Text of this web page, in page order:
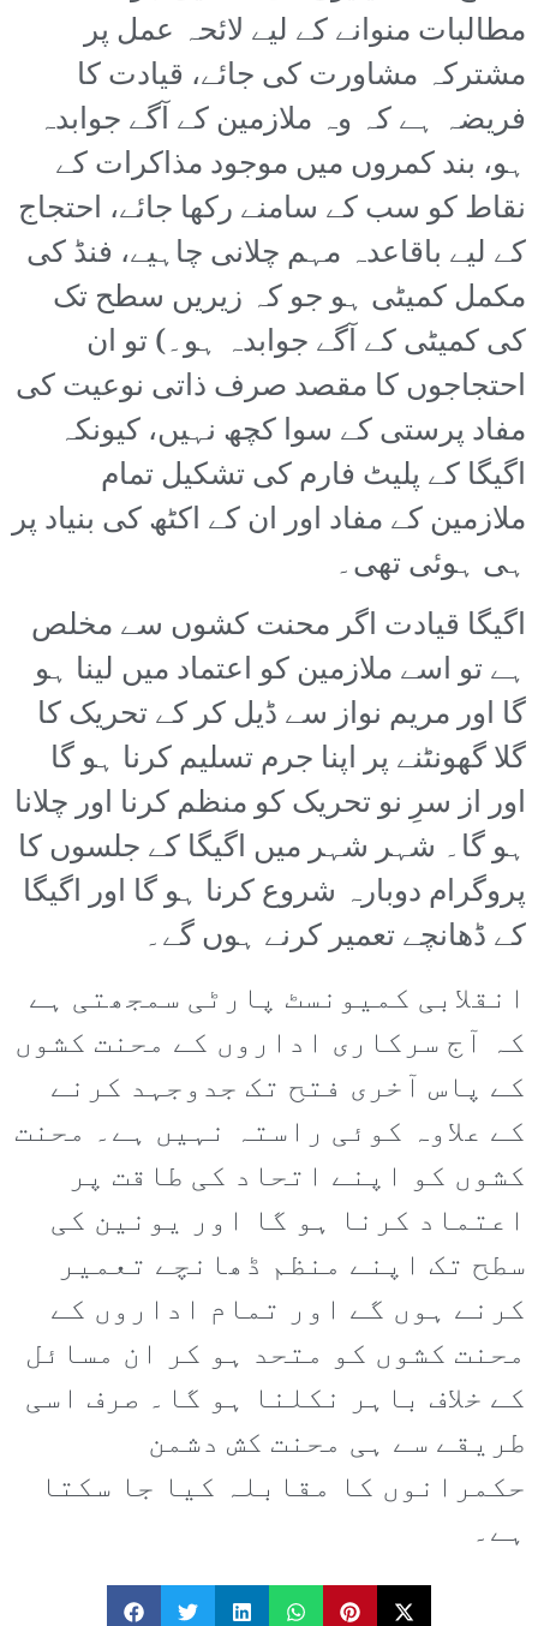
مطالبات منوانے کے لیے لائحہ عمل پر
مشترکہ مشاورت کی جائے، قیادت کا
فریضہ ہے کہ وہ ملازمین کے آگے جوابدہ
ہو، بند کمروں میں موجود مذاکرات کے
نقاط کو سب کے سامنے رکھا جائے، احتجاج
کے لیے باقاعدہ مہم چلانی چاہیے، فنڈ کی
مکمل کمیٹی ہو جو کہ زیریں سطح تک
کی کمیٹی کے آگے جوابدہ ہو۔) تو ان
احتجاجوں کا مقصد صرف ذاتی نوعیت کی
مفاد پرستی کے سوا کچھ نہیں، کیونکہ
اگیگا کے پلیٹ فارم کی تشکیل تمام
ملازمین کے مفاد اور ان کے اکٹھ کی بنیاد پر
ہی ہوئی تھی۔
اگیگا قیادت اگر محنت کشوں سے مخلص
ہے تو اسے ملازمین کو اعتماد میں لینا ہو
گا اور مریم نواز سے ڈیل کر کے تحریک کا
گلا گھونٹنے پر اپنا جرم تسلیم کرنا ہو گا
اور از سرِ نو تحریک کو منظم کرنا اور چلانا
ہو گا۔ شہر شہر میں اگیگا کے جلسوں کا
پروگرام دوبارہ شروع کرنا ہو گا اور اگیگا
کے ڈھانچے تعمیر کرنے ہوں گے۔
انقلابی کمیونسٹ پارٹی سمجھتی ہے
کہ آج سرکاری اداروں کے محنت کشوں
کے پاس آخری فتح تک جدوجہد کرنے
کے علاوہ کوئی راستہ نہیں ہے۔ محنت
کشوں کو اپنے اتحاد کی طاقت پر
اعتماد کرنا ہو گا اور یونین کی
سطح تک اپنے منظم ڈھانچے تعمیر
کرنے ہوں گے اور تمام اداروں کے
محنت کشوں کو متحد ہو کر ان مسائل
کے خلاف باہر نکلنا ہو گا۔ صرف اسی
طریقے سے ہی محنت کش دشمن
حکمرانوں کا مقابلہ کیا جا سکتا
ہے۔